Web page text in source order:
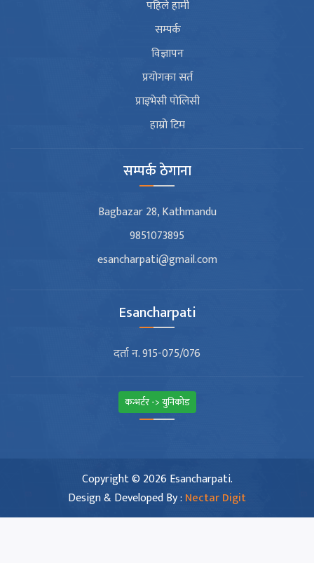
पहिले हामी
सम्पर्क
विज्ञापन
प्रयोगका सर्त
प्राइभेसी पोलिसी
हाम्रो टिम
सम्पर्क ठेगाना
Bagbazar 28, Kathmandu
9851073895
esancharpati@gmail.com
Esancharpati
दर्ता न. 915-075/076
कन्भर्टर -> युनिकोड
Copyright © 2026 Esancharpati.
Design & Developed By : Nectar Digit